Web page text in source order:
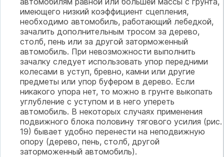
имеющего низкий коэффициент сцепления,
необходимо автомобиль, работающий лебедкой,
зачалить дополнительным тросом за дерево,
столб, пень или за другой заторможенный
автомобиль. При невозможности выполнить
зачалку следует использовать упор передними
колесами в уступ, бревно, камни или другие
предметы или упор буфером в дерево. Если
никакого упора нет, то можно в грунте выкопать
углубление с уступом и в него упереть
автомобиль. В некоторых случаях применения
подвижного блока половину тягового усилия (рис.
19) бывает удобно перенести на неподвижную
опору (дерево, пень, столб, другой
заторможенный автомобиль).